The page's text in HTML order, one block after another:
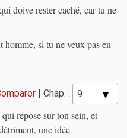
doive rester caché, car tu ne
si tu ne veux pas en
Chap. :
repose sur ton sein, et
une idée